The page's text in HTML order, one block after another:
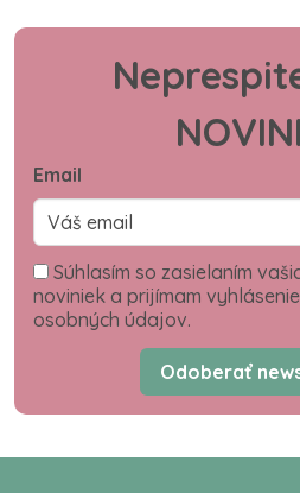
Email
Súhlasím so zasielaním
noviniek a prijímam
osobných údajov.
Odoberať